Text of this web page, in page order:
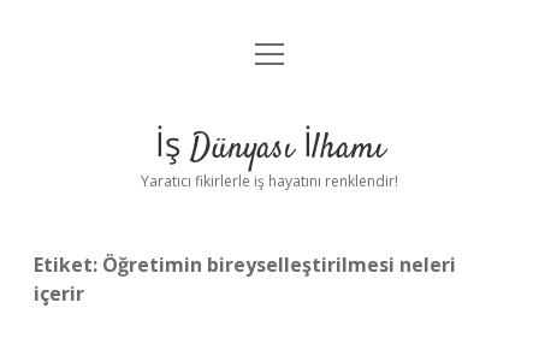
Anasayfa
Yasal Uyarı
menüyü
İş Dünyası İlhamı
Yaratıcı fikirlerle iş hayatını renklendir!
Etiket: Öğretimin bireyselleştirilmesi neleri
içerir